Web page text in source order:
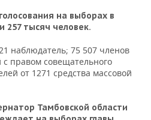
на выборах в
257 тысяч человек.
наблюдатель; 75 507 членов
правом совещательного
от 1271 средства массовой
Тамбовской области